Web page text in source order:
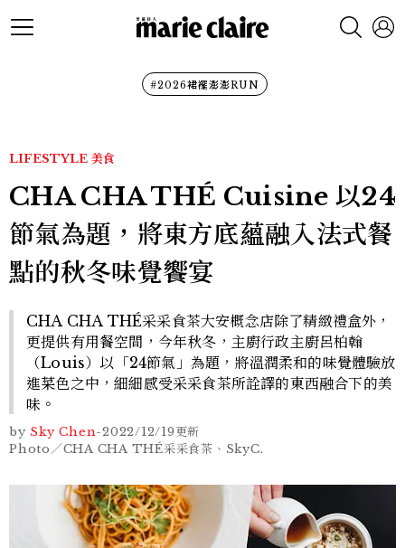
#2026裙襬澎澎RUN
LIFESTYLE 美食
CHA CHA THÉ Cuisine 以24
節氣為題，將東方底蘊融入法式餐
點的秋冬味覺饗宴
CHA CHA THÉ采采食茶大安概念店除了精緻禮盒外，
更提供有用餐空間，今年秋冬，主廚行政主廚呂柏翰
（Louis）以「24節氣」為題，將溫潤柔和的味覺體驗放
進菜色之中，細細感受采采食茶所詮譯的東西融合下的美
味。
by Sky Chen-2022/12/19更新
Photo／CHA CHA THÉ采采食茶、SkyC.